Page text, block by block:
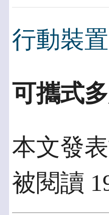
行動裝置
可攜式
本文發
被閱讀